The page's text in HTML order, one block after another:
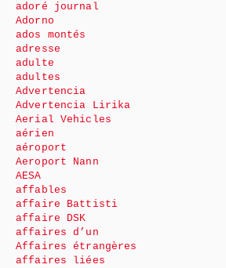
adoré journal
Adorno
ados montés
adresse
adulte
adultes
Advertencia
Advertencia Lirika
Aerial Vehicles
aérien
aéroport
Aeroport Nann
AESA
affables
affaire Battisti
affaire DSK
affaires d’un
Affaires étrangères
affaires liées